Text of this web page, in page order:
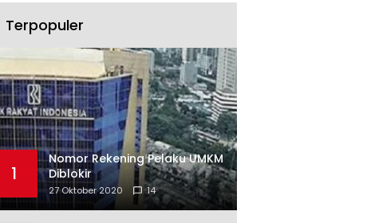
Terpopuler
1
Nomor Rekening Pelaku UMKM
Diblokir
27 Oktober 2020 14